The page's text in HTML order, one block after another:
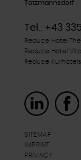
Tatzmannsdorf
Tel.: +43
Reduce Hotel
Reduce Hotel Vital
Reduce Kurhotels
SITEMAP
IMPRINT
PRIVACY